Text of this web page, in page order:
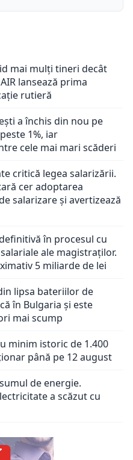
mai mulți tineri decât
lansează prima
rutieră
a închis din nou pe
1%, iar
cele mai mari scăderi
critică legea salarizării.
cer adoptarea
salarizare și avertizează
în procesul cu
ale magistraților.
5 miliarde de lei
lipsa bateriilor de
în Bulgaria și este
mai scump
minim istoric de 1.400
până pe 12 august
de energie.
a scăzut cu